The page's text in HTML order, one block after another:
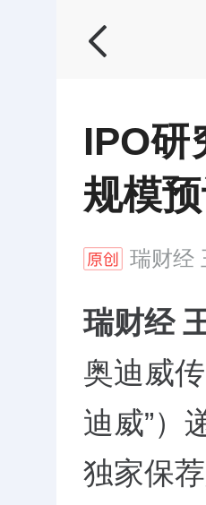
IPO研
规模
瑞财经
瑞财经
奥迪威
迪威”）
独家保荐